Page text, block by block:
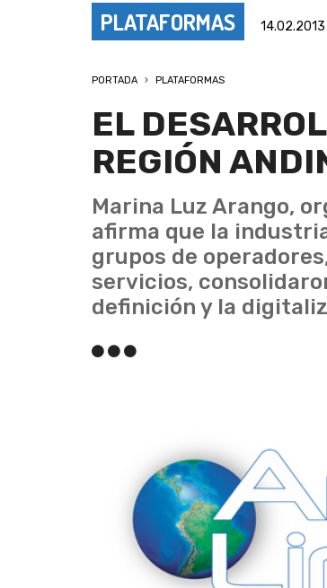
PLATAFORMAS
PORTADA PLATAFORMAS
EL
REGIÓN
Marina Luz Arango,
afirma que la
grupos de
servicios,
definición y la